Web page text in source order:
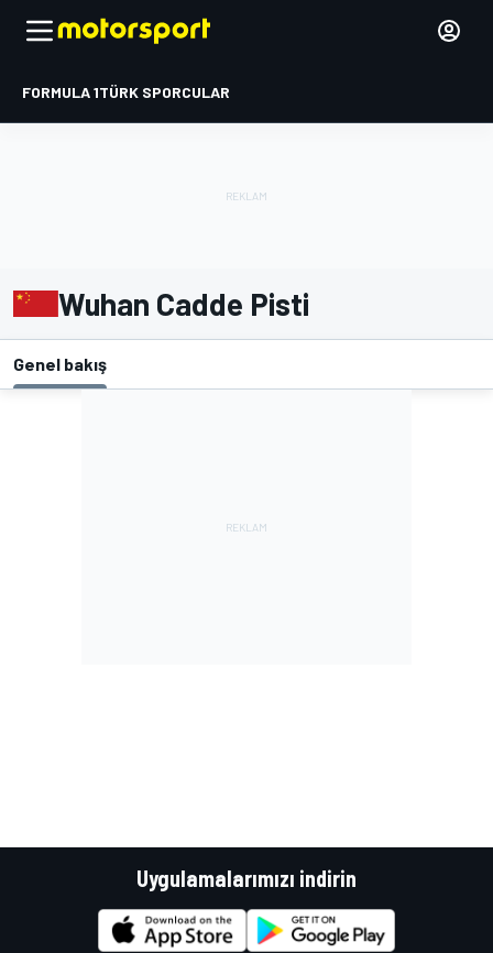
FORMULA 1TÜRK SPORCULAR
Wuhan Cadde Pisti
Genel bakış
Uygulamalarımızı indirin